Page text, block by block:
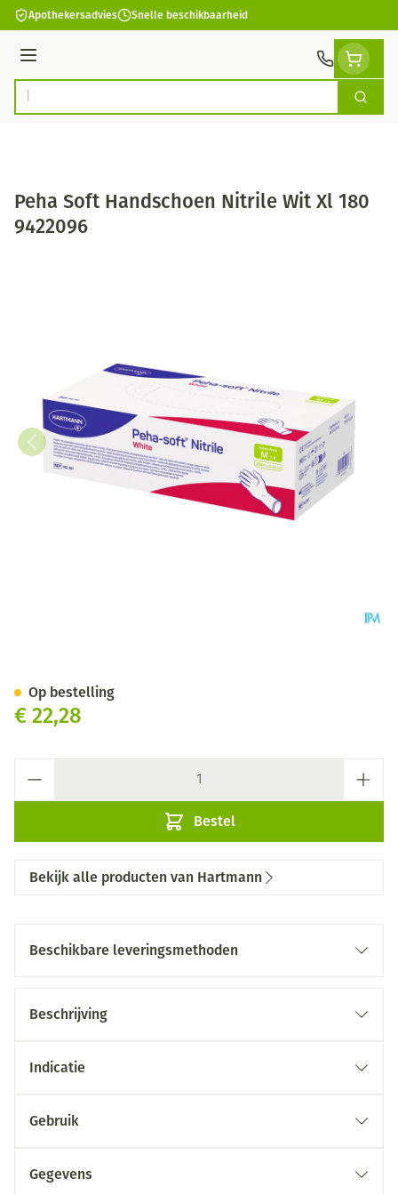
Ga naar de inhoud
Apothekersadvies Snelle beschikbaarheid
Menu
Product, merk, categorie... Zoek
Peha Soft Handschoen Nitrile Wit Xl 180
9422096
€ 22,28
Bestel
Op bestelling
Bekijk alle producten van Hartmann
Beschikbare leveringsmethoden
Beschrijving
Indicatie
Gebruik
Gegevens